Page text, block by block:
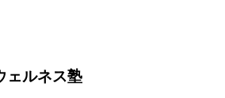
ェルネス塾